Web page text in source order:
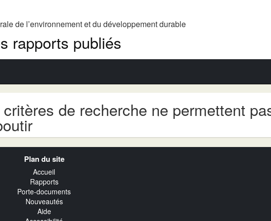
de l’environnement et du développement durable
rapports publiés
de recherche ne permettent
Plan du site
Accueil
Rapports
Porte-documents
Nouveautés
Aide